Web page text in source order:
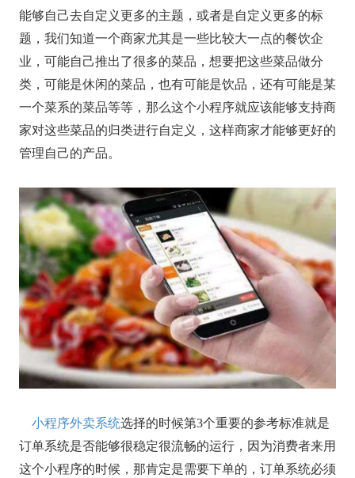
能够自己去自定义更多的主题，或者是自定义更多的标
题，我们知道一个商家尤其是一些比较大一点的餐饮企
业，可能自己推出了很多的菜品，想要把这些菜品做分
类，可能是休闲的菜品，也有可能是饮品，还有可能是某
一个菜系的菜品等等，那么这个小程序就应该能够支持商
家对这些菜品的归类进行自定义，这样商家才能够更好的
管理自己的产品。
小程序外卖系统选择的时候第3个重要的参考标准就是
订单系统是否能够很稳定很流畅的运行，因为消费者来用
这个小程序的时候，那肯定是需要下单的，订单系统必须